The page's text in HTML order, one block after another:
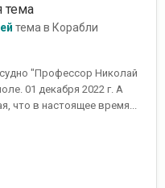
тема
тема в Корабли
"Профессор Николай
01 декабря 2022 г. А
что в настоящее время...